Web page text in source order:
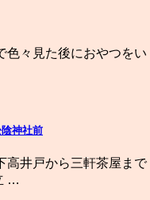
々見た後におやつをい
神社前
高井戸から三軒茶屋まで
…